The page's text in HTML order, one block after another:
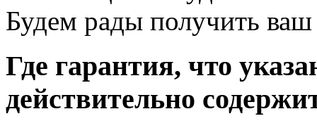
Будем рады получить
Где гарантия, что
действительно